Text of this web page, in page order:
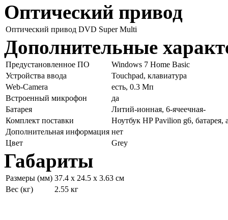
Оптический привод
Оптический привод DVD Super Multi
Дополнительные
Предустановленное ПО
Windows 7 Home Basic
Устройства ввода
Touchpad, клавиатура
Web-Camera
есть, 0.3 Мп
Встроенный микрофон
да
Батарея
Литий-ионная, 6-ячеечная-
Комплект поставки
Ноутбук HP Pavilion g6, батарея,
Дополнительная информация нет
Цвет
Grey
Габариты
Размеры (мм) 37.4 x 24.5 x 3.63 см
Вес (кг)
2.55 кг